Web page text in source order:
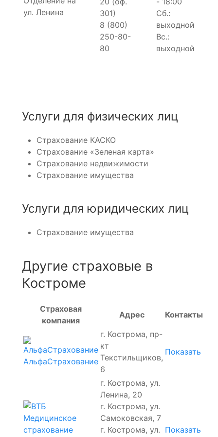
ул. Ленина
301)
8 (800)
250-80-
80
Сб.:
выходной
Вс.:
выходной
Услуги для физических лиц
Страхование КАСКО
Страхование «Зеленая карта»
Страхование недвижимости
Страхование имущества
Услуги для юридических лиц
Страхование имущества
Другие страховые в
Костроме
Страховая
компания
Адрес Контакты
АльфаСтрахование
г. Кострома, пр-
кт
Текстильщиков,
6
Показать
г. Кострома, ул.
Ленина, 20
г. Кострома, ул.
Самоковская, 7
г. Кострома, ул. Показать